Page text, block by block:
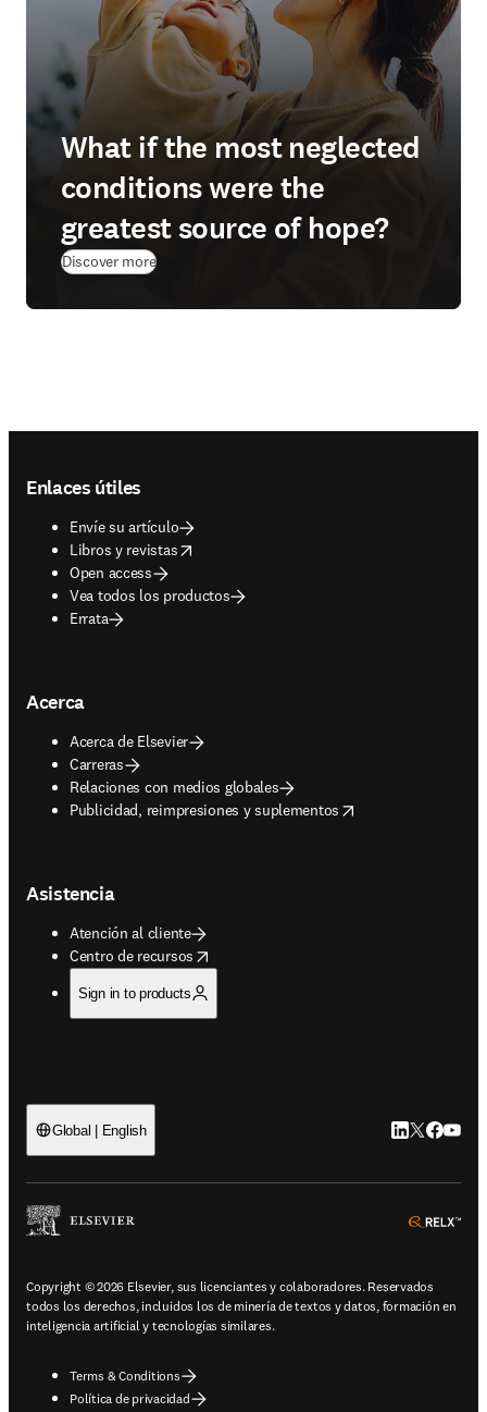
What if the most neglected
conditions were the
greatest source of hope?
Discover more(
Enlaces útiles
Envíe su artículo
Libros y revistas
opens in new tab/window
Open access
Vea todos los productos
Errata
Acerca
Acerca de Elsevier
Carreras
Relaciones con medios globales
Publicidad, reimpresiones y suplementos
opens in new tab/window
Asistencia
Atención al cliente
Centro de recursos
opens in new tab/window
Sign in to products
Global | English LinkedIn se
Twitter se
Copyright © 2026 Elsevier, sus licenciantes y colaboradores. Reservados
todos los derechos, incluidos los de minería de textos y datos, formación en
inteligencia artificial y tecnologías similares.
Terms & Conditions
Política de privacidad